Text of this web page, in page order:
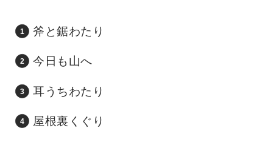
斧と鋸わたり
今日も山へ
耳うちわたり
屋根裏くぐり